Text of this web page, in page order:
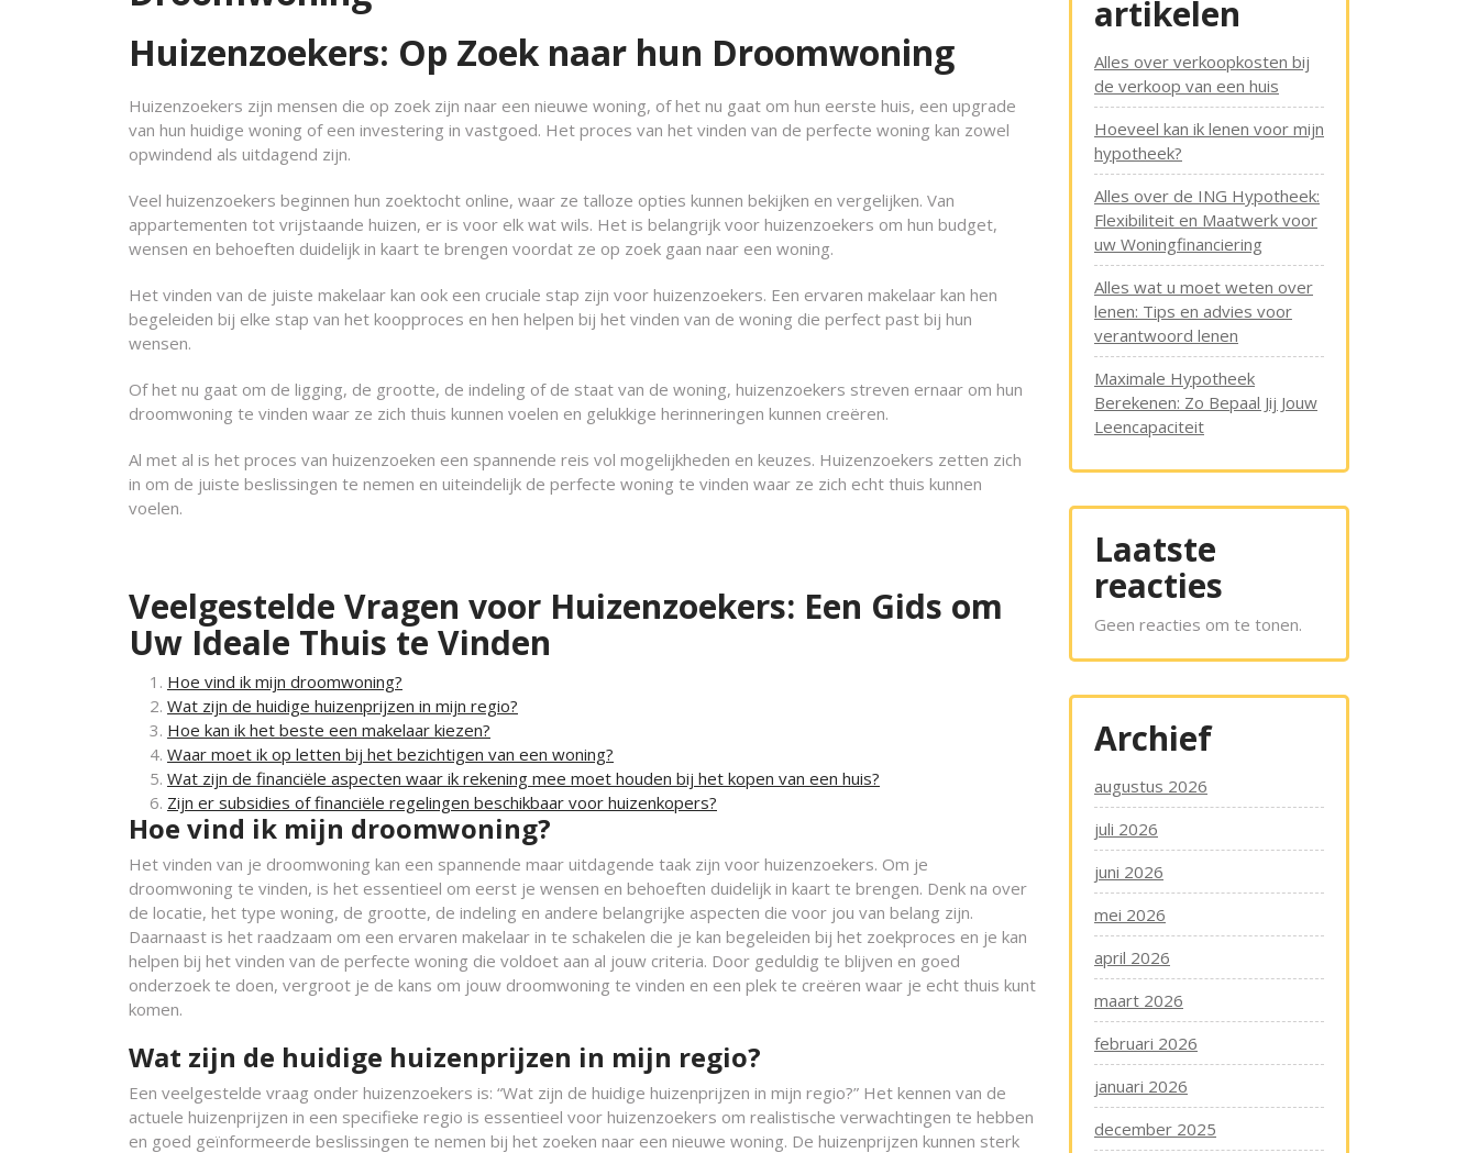
Huizenzoekers: Op Zoek naar hun Droomwoning
Huizenzoekers zijn mensen die op zoek zijn naar een nieuwe woning, of het nu gaat om hun eerste huis, een upgrade
van hun huidige woning of een investering in vastgoed. Het proces van het vinden van de perfecte woning kan zowel
opwindend als uitdagend zijn.
Veel huizenzoekers beginnen hun zoektocht online, waar ze talloze opties kunnen bekijken en vergelijken. Van
appartementen tot vrijstaande huizen, er is voor elk wat wils. Het is belangrijk voor huizenzoekers om hun budget,
wensen en behoeften duidelijk in kaart te brengen voordat ze op zoek gaan naar een woning.
Het vinden van de juiste makelaar kan ook een cruciale stap zijn voor huizenzoekers. Een ervaren makelaar kan hen
begeleiden bij elke stap van het koopproces en hen helpen bij het vinden van de woning die perfect past bij hun
wensen.
Of het nu gaat om de ligging, de grootte, de indeling of de staat van de woning, huizenzoekers streven ernaar om hun
droomwoning te vinden waar ze zich thuis kunnen voelen en gelukkige herinneringen kunnen creëren.
Al met al is het proces van huizenzoeken een spannende reis vol mogelijkheden en keuzes. Huizenzoekers zetten zich
in om de juiste beslissingen te nemen en uiteindelijk de perfecte woning te vinden waar ze zich echt thuis kunnen
voelen.
Veelgestelde Vragen voor Huizenzoekers: Een Gids om
Uw Ideale Thuis te Vinden
Hoe vind ik mijn droomwoning?
Wat zijn de huidige huizenprijzen in mijn regio?
Hoe kan ik het beste een makelaar kiezen?
Waar moet ik op letten bij het bezichtigen van een woning?
Wat zijn de financiële aspecten waar ik rekening mee moet houden bij het kopen van een huis?
Zijn er subsidies of financiële regelingen beschikbaar voor huizenkopers?
Hoe vind ik mijn droomwoning?
Het vinden van je droomwoning kan een spannende maar uitdagende taak zijn voor huizenzoekers. Om je
droomwoning te vinden, is het essentieel om eerst je wensen en behoeften duidelijk in kaart te brengen. Denk na over
de locatie, het type woning, de grootte, de indeling en andere belangrijke aspecten die voor jou van belang zijn.
Daarnaast is het raadzaam om een ervaren makelaar in te schakelen die je kan begeleiden bij het zoekproces en je kan
helpen bij het vinden van de perfecte woning die voldoet aan al jouw criteria. Door geduldig te blijven en goed
onderzoek te doen, vergroot je de kans om jouw droomwoning te vinden en een plek te creëren waar je echt thuis kunt
komen.
Wat zijn de huidige huizenprijzen in mijn regio?
Een veelgestelde vraag onder huizenzoekers is: “Wat zijn de huidige huizenprijzen in mijn regio?” Het kennen van de
actuele huizenprijzen in een specifieke regio is essentieel voor huizenzoekers om realistische verwachtingen te hebben
en goed geïnformeerde beslissingen te nemen bij het zoeken naar een nieuwe woning. De huizenprijzen kunnen sterk
artikelen
Alles over verkoopkosten bij
de verkoop van een huis
Hoeveel kan ik lenen voor mijn
hypotheek?
Alles over de ING Hypotheek:
Flexibiliteit en Maatwerk voor
uw Woningfinanciering
Alles wat u moet weten over
lenen: Tips en advies voor
verantwoord lenen
Maximale Hypotheek
Berekenen: Zo Bepaal Jij Jouw
Leencapaciteit
Laatste
reacties
Geen reacties om te tonen.
Archief
augustus 2026
juli 2026
juni 2026
mei 2026
april 2026
maart 2026
februari 2026
januari 2026
december 2025